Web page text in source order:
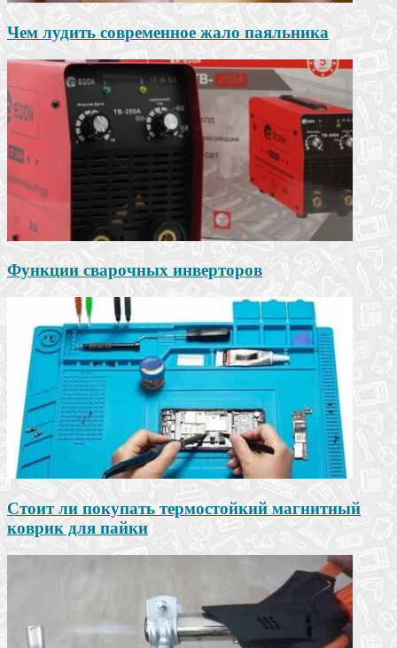
Чем лудить современное жало паяльника
Функции сварочных инверторов
Стоит ли покупать термостойкий магнитный
коврик для пайки